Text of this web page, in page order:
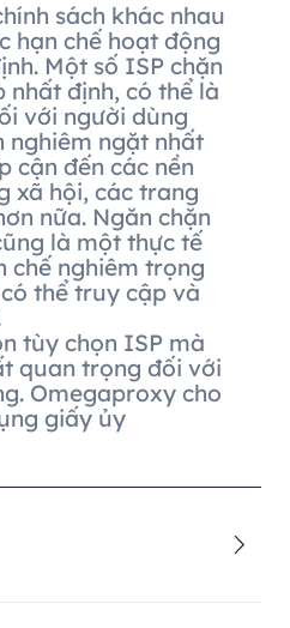
sách khác nhau
hạn chế hoạt động
Một số ISP chặn
nhất định, có thể là
với người dùng
nghiêm ngặt nhất
cận đến các nền
xã hội, các trang
nữa. Ngăn chặn
là một thực tế
chế nghiêm trọng
thể truy cập và
tùy chọn ISP mà
quan trọng đối với
Omegaproxy cho
giấy ủy